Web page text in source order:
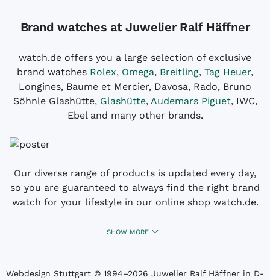
Brand watches at Juwelier Ralf Häffner
watch.de offers you a large selection of exclusive
brand watches Rolex, Omega, Breitling, Tag Heuer,
Longines, Baume et Mercier, Davosa, Rado, Bruno
Söhnle Glashütte, Glashütte, Audemars Piguet, IWC,
Ebel and many other brands.
Our diverse range of products is updated every day,
so you are guaranteed to always find the right brand
watch for your lifestyle in our online shop watch.de.
SHOW MORE
Webdesign Stuttgart © 1994­–2026 Juwelier Ralf Häffner in D-